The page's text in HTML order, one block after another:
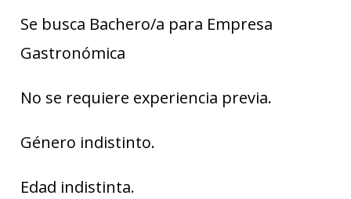
Se busca Bachero/a para Empresa
Gastronómica
No se requiere experiencia previa.
Género indistinto.
Edad indistinta.